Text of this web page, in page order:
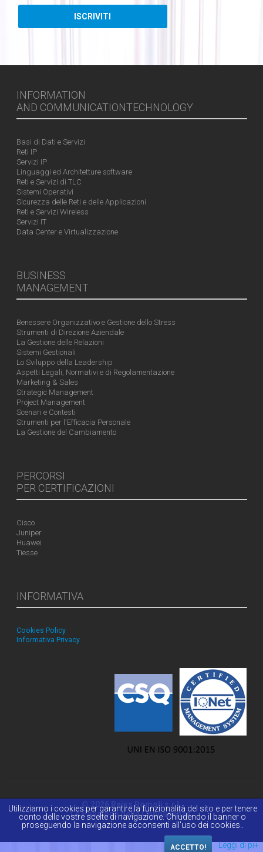
INFORMATION
AND COMMUNICATIONTECHNOLOGY
Basi di Dati e Servizi
Reti IP
Servizi IP
Linguaggi ed Architetture software
Reti e Servizi di TLC
Sistemi Operativi
Sicurezza delle Reti e delle Applicazioni
Reti e Servizi Wireless
Servizi IT
Data Center e Virtualizzazione
BUSINESS
MANAGEMENT
Benessere Organizzativo e Gestione dello Stress
Strumenti di Direzione Aziendale
La Gestione delle Relazioni
Sistemi Gestionali
Lo Sviluppo della Leadership
Aspetti Legali, Normativi e di Regolamentazione
Marketing & Sales
Strategic Management
Project Management
Scenari e Contesti
Strumenti per l'Efficacia Personale
La Gestione del Cambiamento
PERCORSI
PER CERTIFICAZIONI
Cisco
Juniper
Huawei
Tiesse
INFORMATIVA
Cookies Policy
Informativa Privacy
© 2026 Reiss Romoli s.r.l.
La Passione della Conoscenza.
Utilizziamo i cookies per garantire la funzionalità del sito e per tenere
conto delle vostre scelte di navigazione. Chiudendo il banner o
proseguendo la navigazione acconsenti all'uso dei cookies..
ACCETTO! Leggi di pi+